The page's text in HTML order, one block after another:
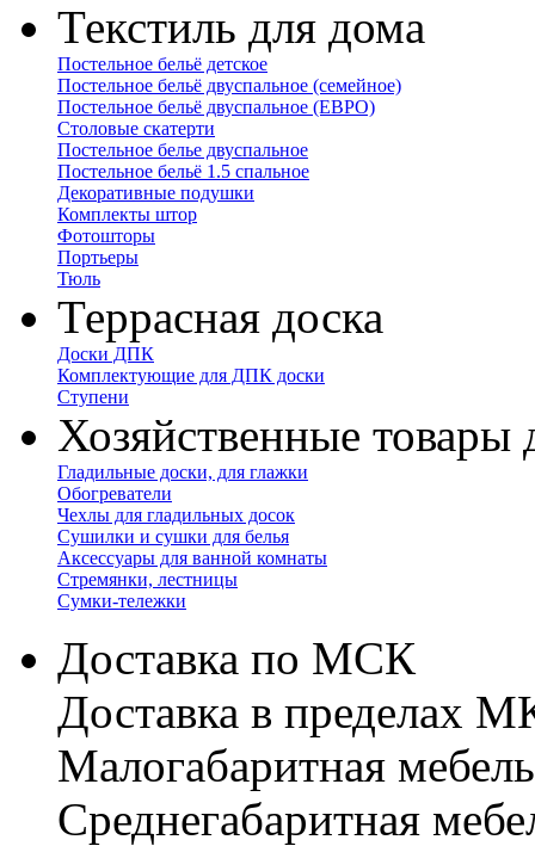
Текстиль для дома
Постельное бельё детское
Постельное бельё двуспальное (семейное)
Постельное бельё двуспальное (ЕВРО)
Столовые скатерти
Постельное белье двуспальное
Постельное бельё 1.5 спальное
Декоративные подушки
Комплекты штор
Фотошторы
Портьеры
Тюль
Террасная доска
Доски ДПК
Комплектующие для ДПК доски
Ступени
Хозяйственные товары
Гладильные доски, для глажки
Обогреватели
Чехлы для гладильных досок
Сушилки и сушки для белья
Аксессуары для ванной комнаты
Стремянки, лестницы
Сумки-тележки
Доставка по МСК
Доставка в пределах
Малогабаритная
Cреднегабаритная